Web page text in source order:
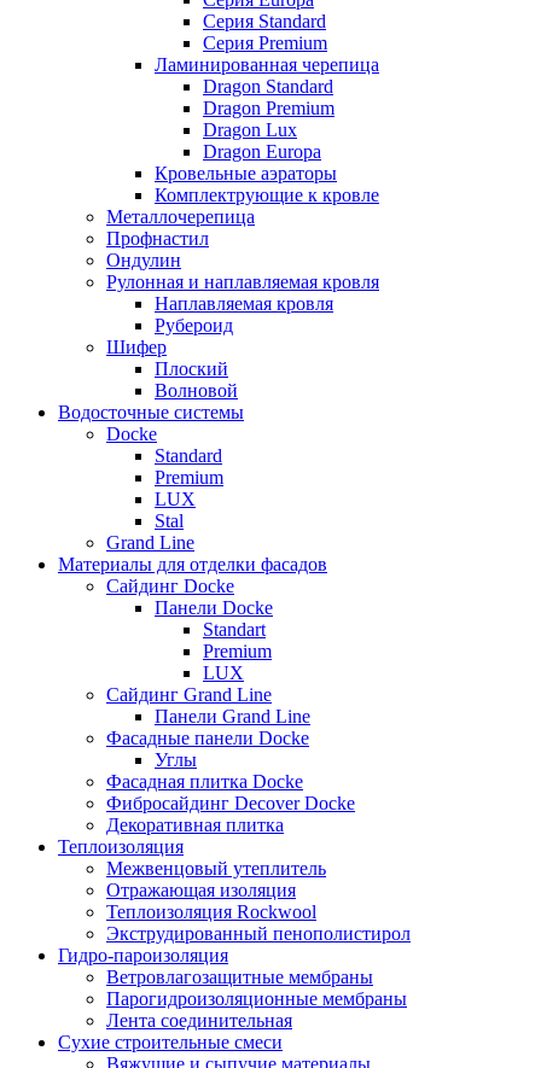
Серия Standard
Серия Premium
Ламинированная черепица
Dragon Standard
Dragon Premium
Dragon Lux
Dragon Europa
Кровельные аэраторы
Комплектрующие к кровле
Металлочерепица
Профнастил
Ондулин
Рулонная и наплавляемая кровля
Наплавляемая кровля
Рубероид
Шифер
Плоский
Волновой
Водосточные системы
Docke
Standard
Premium
LUX
Stal
Grand Line
Материалы для отделки фасадов
Сайдинг Docke
Панели Docke
Standart
Premium
LUX
Сайдинг Grand Line
Панели Grand Line
Фасадные панели Docke
Углы
Фасадная плитка Docke
Фибросайдинг Decover Docke
Декоративная плитка
Теплоизоляция
Межвенцовый утеплитель
Отражающая изоляция
Теплоизоляция Rockwool
Экструдированный пенополистирол
Гидро-пароизоляция
Ветровлагозащитные мембраны
Парогидроизоляционные мембраны
Лента соединительная
Сухие строительные смеси